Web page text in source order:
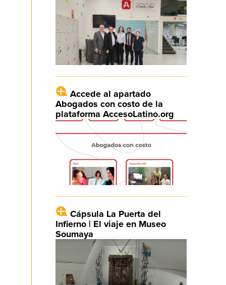
Accede al apartado
Abogados con costo de la
plataforma AccesoLatino.org
Cápsula La Puerta del
Infierno | El viaje en Museo
Soumaya